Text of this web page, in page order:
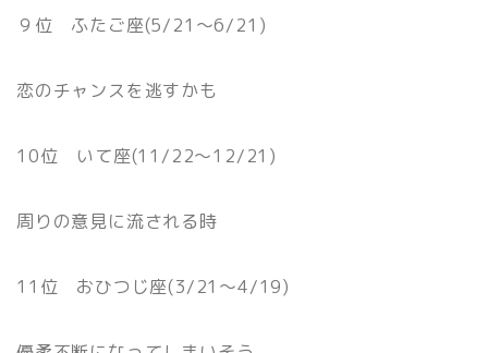
９位 ふたご座(5/21〜6/21)
恋のチャンスを逃すかも
10位 いて座(11/22〜12/21)
周りの意見に流される時
11位 おひつじ座(3/21〜4/19)